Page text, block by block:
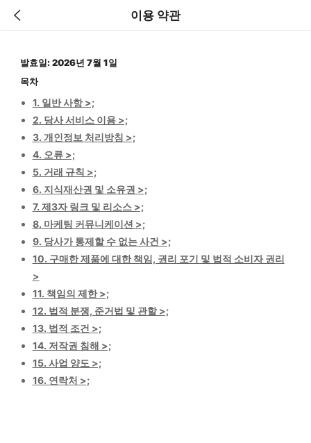
이용 약관
발효일: 2026년 7월 1일
목차
1. 일반 사항 >;
2. 당사 서비스 이용 >;
3. 개인정보 처리방침 >;
4. 오류 >;
5. 거래 규칙 >;
6. 지식재산권 및 소유권 >;
7. 제3자 링크 및 리소스 >;
8. 마케팅 커뮤니케이션 >;
9. 당사가 통제할 수 없는 사건 >;
10. 구매한 제품에 대한 책임, 권리 포기 및 법적 소비자 권리
>
11. 책임의 제한 >;
12. 법적 분쟁, 준거법 및 관할 >;
13. 법적 조건 >;
14. 저작권 침해 >;
15. 사업 양도 >;
16. 연락처 >;